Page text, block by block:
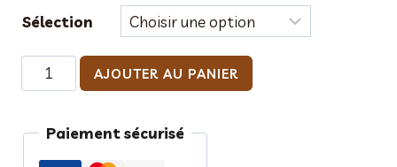
Sélection
quantité
de
chocolat
"Johnny
AJOUTER AU PANIER
Paiement sécurisé